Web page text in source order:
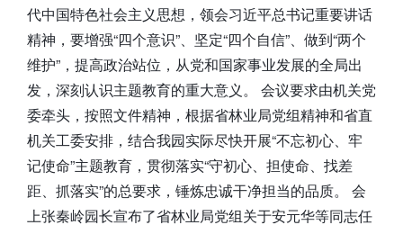
代中国特色社会主义思想，领会习近平总书记重要讲话
精神，要增强“四个意识”、坚定“四个自信”、做到“两个
维护”，提高政治站位，从党和国家事业发展的全局出
发，深刻认识主题教育的重大意义。 会议要求由机关党
委牵头，按照文件精神，根据省林业局党组精神和省直
机关工委安排，结合我园实际尽快开展“不忘初心、牢
记使命”主题教育，贯彻落实“守初心、担使命、找差
距、抓落实”的总要求，锤炼忠诚干净担当的品质。 会
上张秦岭园长宣布了省林业局党组关于安元华等同志任